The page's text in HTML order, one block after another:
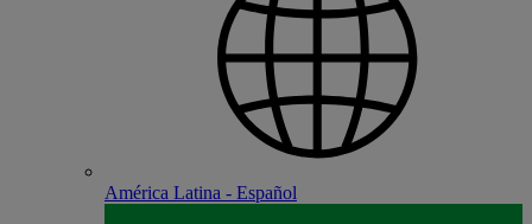
América Latina - Español